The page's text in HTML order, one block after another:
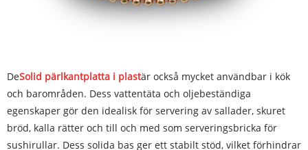
DeSolid pärlkantplatta i plastär också mycket användbar i kök
och barområden. Dess vattentäta och oljebeständiga
egenskaper gör den idealisk för servering av sallader, skuret
bröd, kalla rätter och till och med som serveringsbricka för
sushirullar. Dess solida bas ger ett stabilt stöd, vilket förhindrar